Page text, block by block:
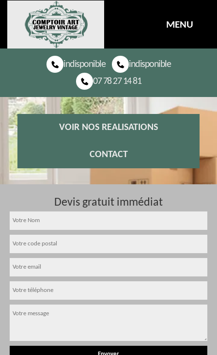
MENU
indisponible
indisponible
07 78 27 14 81
VOIR NOS REALISATIONS
CONTACT
Devis gratuit immédiat